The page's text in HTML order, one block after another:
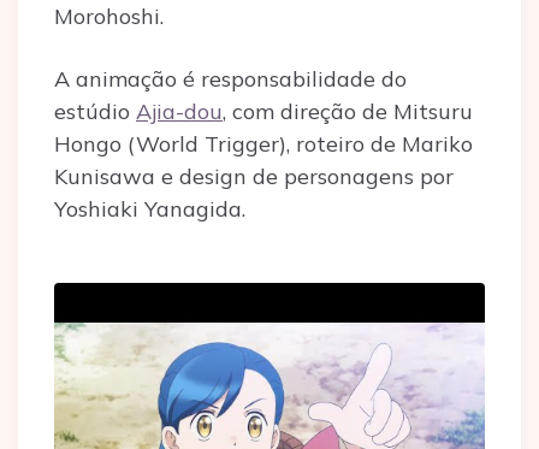
Morohoshi.
A animação é responsabilidade do
estúdio Ajia-dou, com direção de Mitsuru
Hongo (World Trigger), roteiro de Mariko
Kunisawa e design de personagens por
Yoshiaki Yanagida.